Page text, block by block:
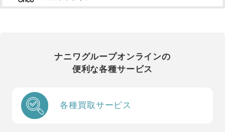
ナニワグループオンラインの
便利な各種サービス
各種買取サービス